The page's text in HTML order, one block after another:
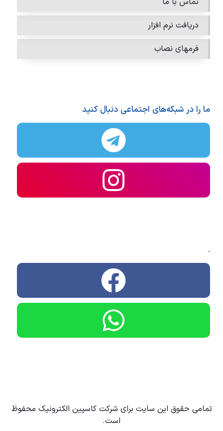
دریافت نرم افزار
فرمهای نصاب
ما را در شبکه‌های اجتماعی دنبال کنید
.
تمامی حقوق این سایت برای شرکت کاسپین الکترونیک محفوظ
است.